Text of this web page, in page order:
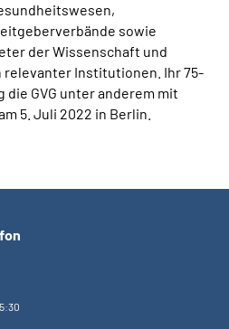
sowie
der Wissenschaft und
Institutionen. Ihr 75-
GVG unter anderem mit
5. Juli 2022 in Berlin.